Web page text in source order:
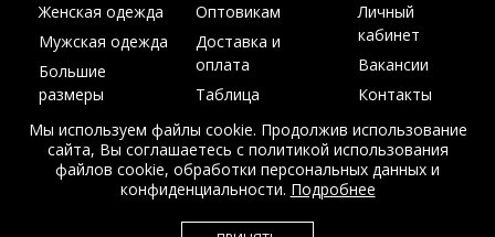
© Интернет магазин верхней одежды из меха и кожи
Женская одежда
Мужская одежда
Большие
размеры
Акции
Оптовикам
Доставка и
оплата
Таблица
Личный
кабинет
Вакансии
Контакты
Мы используем файлы cookie. Продолжив использование
сайта, Вы соглашаетесь с политикой использования
файлов cookie, обработки персональных данных и
конфиденциальности. Подробнее